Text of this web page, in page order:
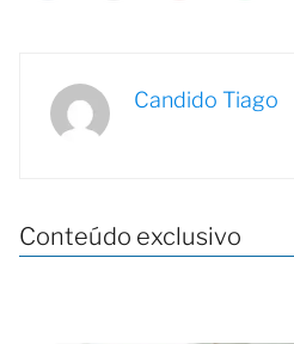
Candido Tiago
Conteúdo exclusivo